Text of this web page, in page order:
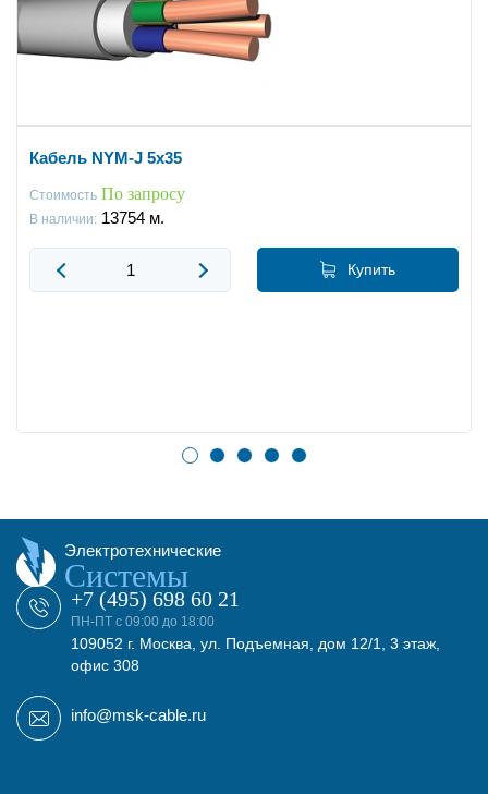
Кабель NYM-J 5x35
Стоимость По запросу
В наличии: 13754 м.
Купить
Электротехнические
Системы
+7 (495) 698 60 21
ПН-ПТ с 09:00 до 18:00
109052 г. Москва, ул. Подъемная, дом 12/1, 3 этаж,
офис 308
info@msk-cable.ru